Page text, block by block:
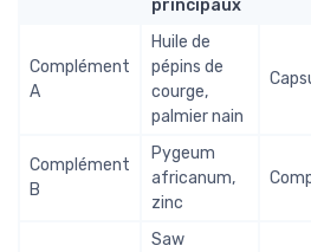
principaux
Complément
A
Huile de
pépins de
courge,
palmier nain
Complément
B
Pygeum
africanum,
zinc
Saw